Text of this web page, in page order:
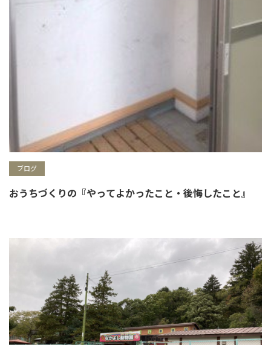
ブログ
おうちづくりの『やってよかったこと・後悔したこと』